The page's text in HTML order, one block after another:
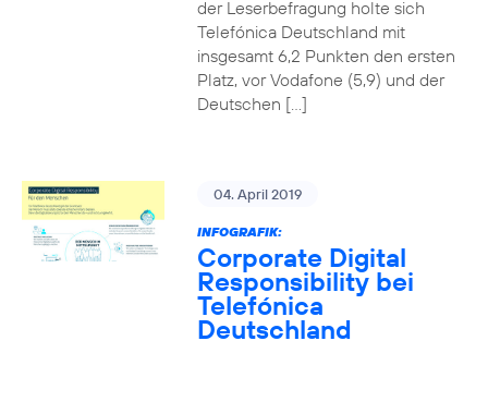
der Leserbefragung holte sich
Telefónica Deutschland mit
insgesamt 6,2 Punkten den ersten
Platz, vor Vodafone (5,9) und der
Deutschen […]
04. April 2019
INFOGRAFIK:
Corporate Digital
Responsibility bei
Telefónica
Deutschland